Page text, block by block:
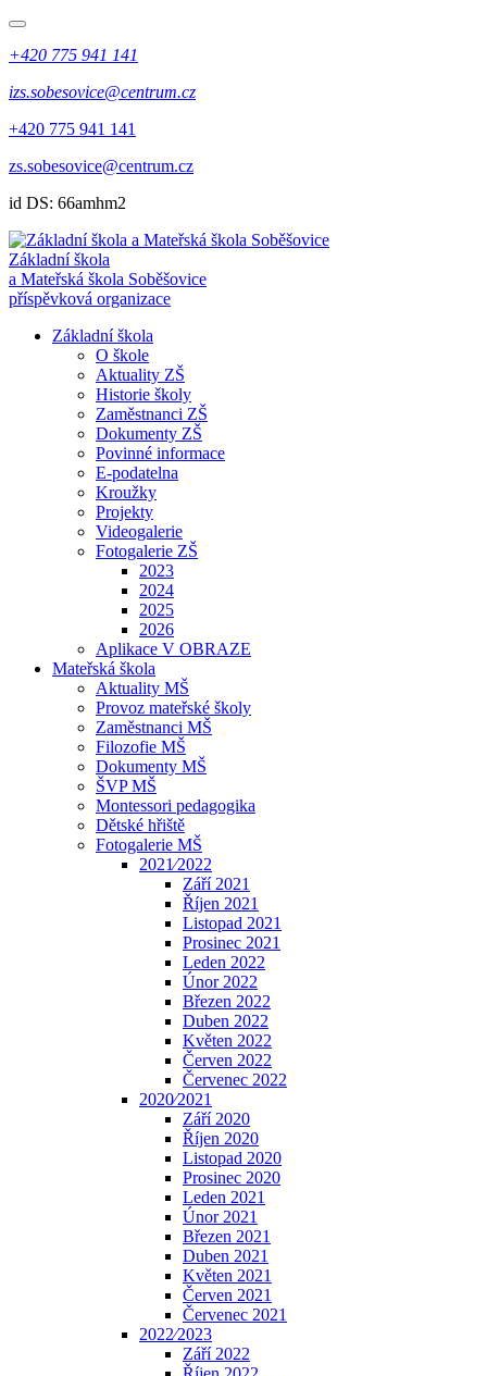
+420 775 941 141
izs.sobesovice@centrum.cz
+420 775 941 141
zs.sobesovice@centrum.cz
id DS: 66amhm2
Základní škola
a Mateřská škola Soběšovice
příspěvková organizace
Základní škola
O škole
Aktuality ZŠ
Historie školy
Zaměstnanci ZŠ
Dokumenty ZŠ
Povinné informace
E-podatelna
Kroužky
Projekty
Videogalerie
Fotogalerie ZŠ
2023
2024
2025
2026
Aplikace V OBRAZE
Mateřská škola
Aktuality MŠ
Provoz mateřské školy
Zaměstnanci MŠ
Filozofie MŠ
Dokumenty MŠ
ŠVP MŠ
Montessori pedagogika
Dětské hřiště
Fotogalerie MŠ
2021⁄2022
Září 2021
Říjen 2021
Listopad 2021
Prosinec 2021
Leden 2022
Únor 2022
Březen 2022
Duben 2022
Květen 2022
Červen 2022
Červenec 2022
2020⁄2021
Září 2020
Říjen 2020
Listopad 2020
Prosinec 2020
Leden 2021
Únor 2021
Březen 2021
Duben 2021
Květen 2021
Červen 2021
Červenec 2021
2022⁄2023
Září 2022